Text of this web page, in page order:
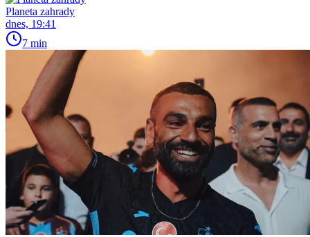
Planeta zahrady
dnes, 19:41
7 min